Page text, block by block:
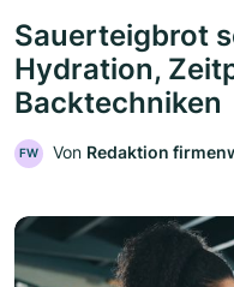
Sauerteigbrot
Hydration,
Backtechniken
FW Von Redaktion